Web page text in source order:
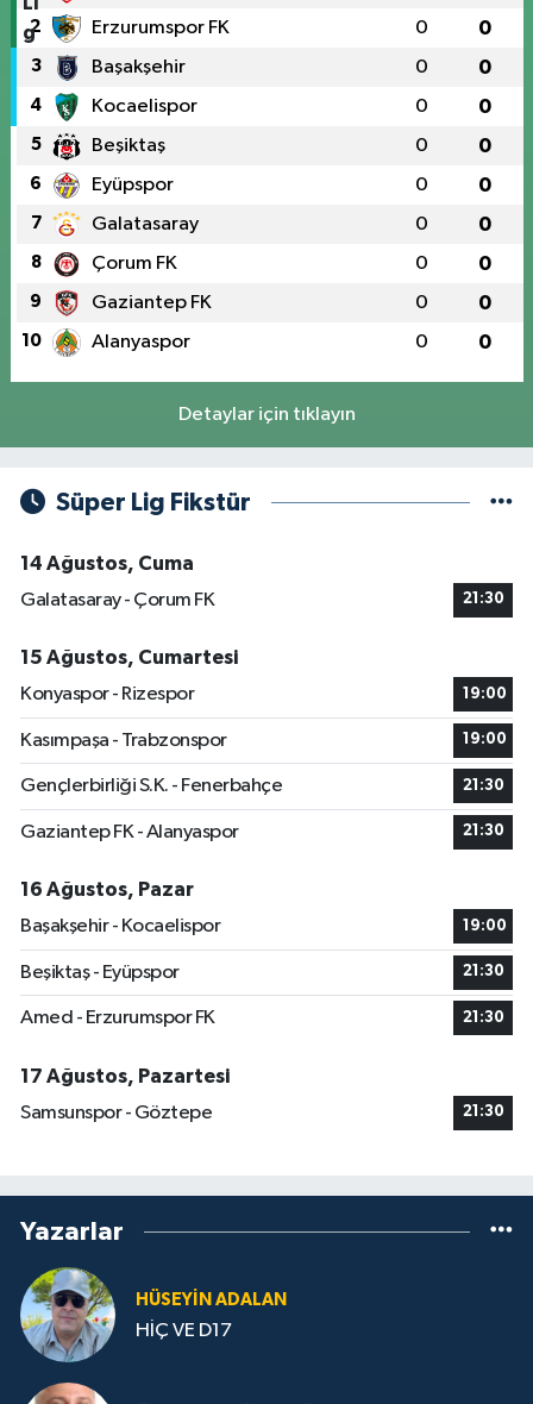
2 Erzurumspor FK 0 0
3 Başakşehir 0 0
4 Kocaelispor 0 0
5 Beşiktaş 0 0
6 Eyüpspor 0 0
7 Galatasaray 0 0
8 Çorum FK 0 0
9 Gaziantep FK 0 0
10 Alanyaspor 0 0
Detaylar için tıklayın
Süper Lig Fikstür
14 Ağustos, Cuma
Galatasaray - Çorum FK
21:30
15 Ağustos, Cumartesi
Konyaspor - Rizespor
19:00
Kasımpaşa - Trabzonspor 19:00
Gençlerbirliği S.K. - Fenerbahçe 21:30
Gaziantep FK - Alanyaspor 21:30
16 Ağustos, Pazar
Başakşehir - Kocaelispor
19:00
Beşiktaş - Eyüpspor 21:30
Amed - Erzurumspor FK 21:30
17 Ağustos, Pazartesi
Samsunspor - Göztepe
21:30
Yazarlar
HÜSEYIN ADALAN
HİÇ VE D17